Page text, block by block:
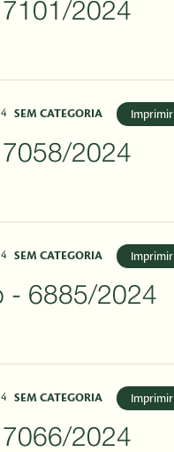
2024
SEM CATEGORIA Imprimir
2024
SEM CATEGORIA Imprimir
- 6885/2024
SEM CATEGORIA Imprimir
2024